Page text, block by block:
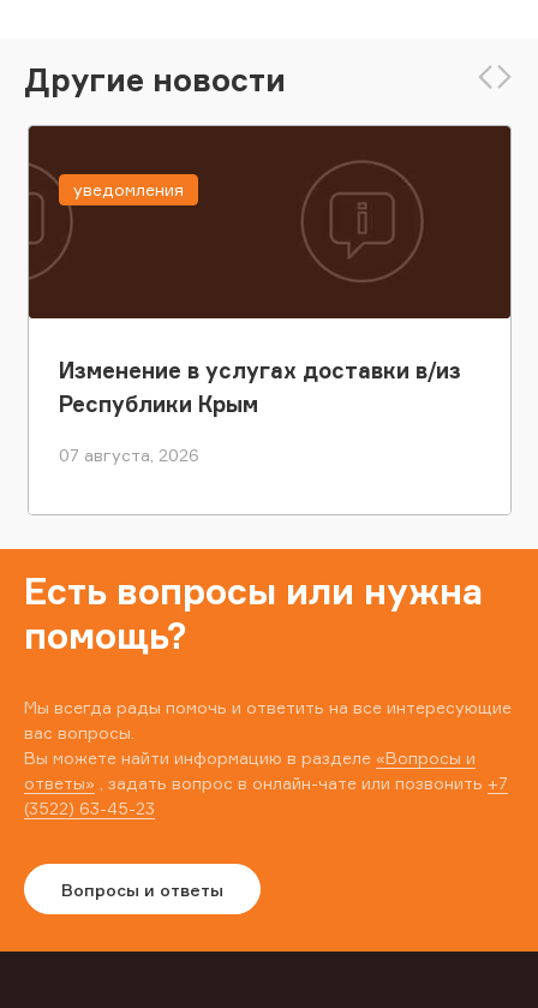
Другие новости
Изменение в услугах доставки в/из
Республики Крым
07 августа, 2026
уведомления
Есть вопросы или нужна
помощь?
Мы всегда рады помочь и ответить на все интересующие
вас вопросы.
Вы можете найти информацию в разделе «Вопросы и
ответы» , задать вопрос в онлайн-чате или позвонить +7
(3522) 63-45-23
Вопросы и ответы